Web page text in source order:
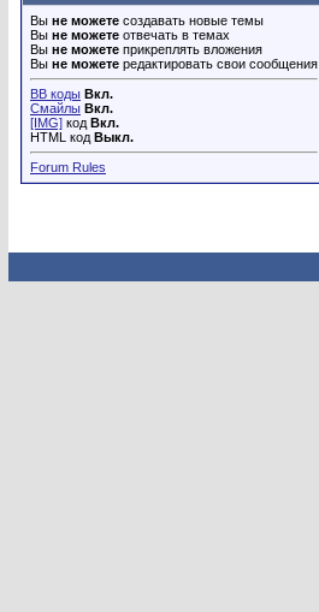
Вы не можете создавать новые темы
Вы не можете отвечать в темах
Вы не можете прикреплять вложения
Вы не можете редактировать свои сообщения
BB коды Вкл.
Смайлы Вкл.
[IMG] код Вкл.
HTML код Выкл.
Forum Rules